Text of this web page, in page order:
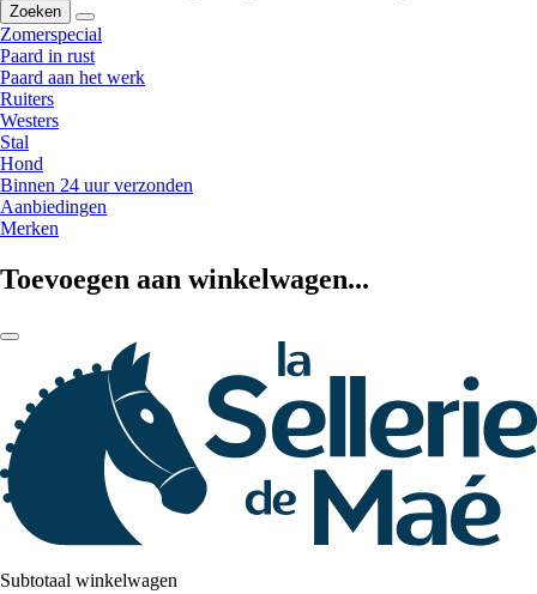
Zoeken
Zomerspecial
Paard in rust
Paard aan het werk
Ruiters
Westers
Stal
Hond
Binnen 24 uur verzonden
Aanbiedingen
Merken
Toevoegen aan winkelwagen...
Subtotaal winkelwagen